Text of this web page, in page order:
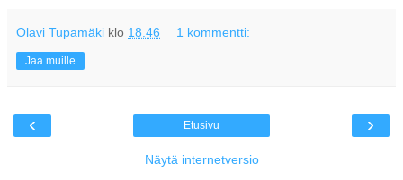
Olavi Tupamäki klo 18.46 1 kommentti:
Jaa muille
‹ ›
Etusivu
Näytä internetversio